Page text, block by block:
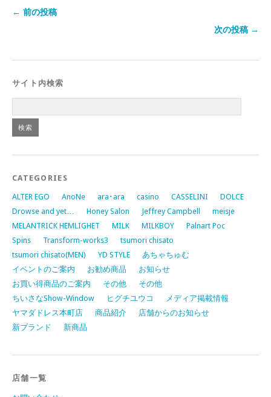
← 前の投稿
次の投稿 →
サイト内検索
CATEGORIES
ALTER EGO AnoNe ara･ara casino CASSELINI
DOLCE
Drowse and yet…
Honey Salon Jeffrey Campbell
meisje
MELANTRICK HEMLIGHET
MILK MILKBOY
Palnart Poc
Spins
Transform-works3
tsumori chisato
tsumori chisato(MEN)
YD STYLE
あちゃちゅむ
イベントのご案内
お勧め商品
お知らせ
お買い得商品のご案内
その他
その他
ちいさなShow-Window
ヒグチユウコ
メディア掲載情報
ヤマダドレス本町店
商品紹介
店舗からのお知らせ
新ブランド
新商品
店舗一覧